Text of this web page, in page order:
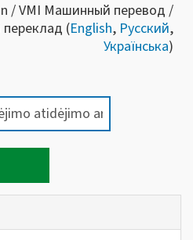
/ VMI Машинный перевод /
(English, Русский,
Українська)